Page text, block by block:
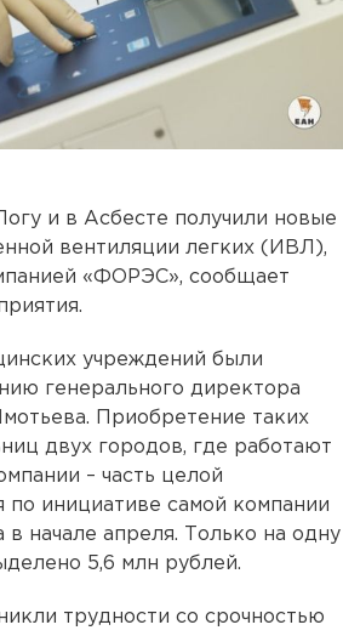
и в Асбесте получили новые
вентиляции легких (ИВЛ),
«ФОРЭС», сообщает
учреждений были
генерального директора
Приобретение таких
двух городов, где работают
– часть целой
по инициативе самой компании
начале апреля. Только на одну
5,6 млн рублей.
трудности со срочностью